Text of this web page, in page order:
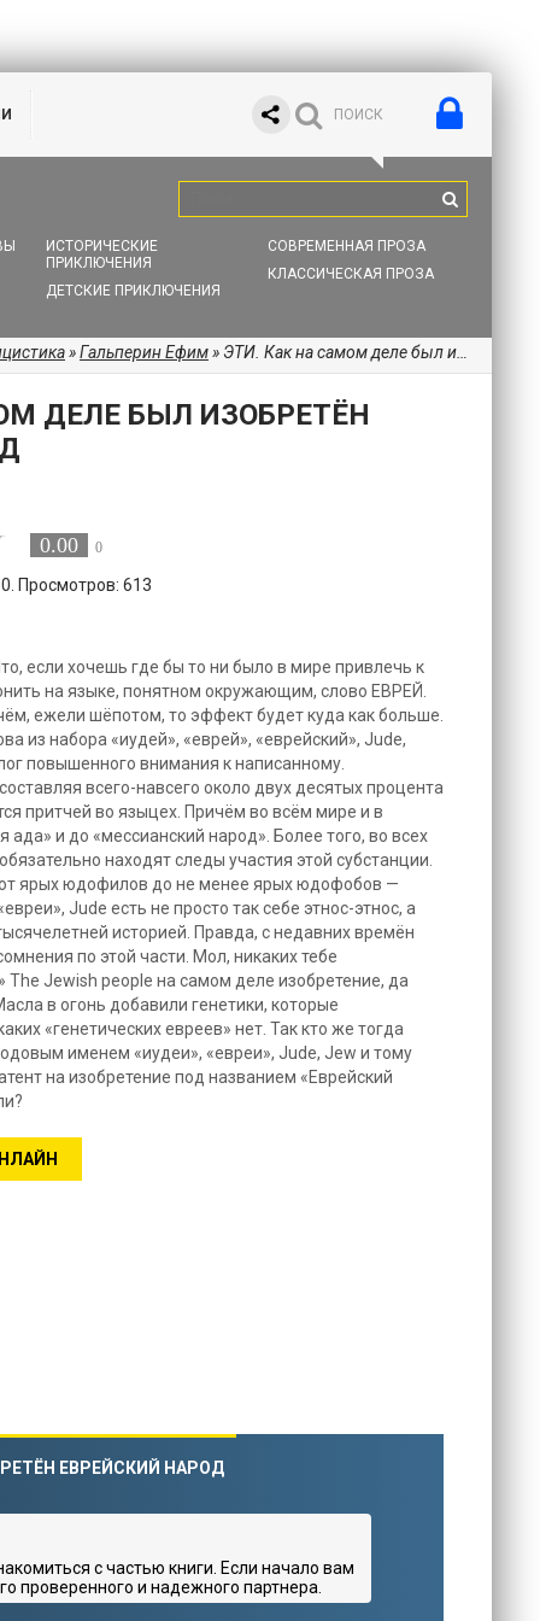
ИСТОРИЧЕСКИЕ
ПРИКЛЮЧЕНИЯ
ДЕТСКИЕ ПРИКЛЮЧЕНИЯ
СОВРЕМЕННАЯ ПРОЗА
КЛАССИЧЕСКАЯ ПРОЗА
»Гальперин Ефим» ЭТИ. Как на самом деле был изобретён еврейский народ
ДЕЛЕ БЫЛ ИЗОБРЕТЁН
0.00 0
Просмотров: 613
если хочешь где бы то ни было в мире привлечь к
на языке, понятном окружающим, слово ЕВРЕЙ.
ежели шёпотом, то эффект будет куда как больше.
из набора «иудей», «еврей», «еврейский», Jude,
повышенного внимания к написанному.
всего-навсего около двух десятых процента
притчей во языцех. Причём во всём мире и в
и до «мессианский народ». Более того, во всех
находят следы участия этой субстанции.
ярых юдофилов до не менее ярых юдофобов —
Jude есть не просто так себе этнос-этнос, а
историей. Правда, с недавних времён
по этой части. Мол, никаких тебе
The Jewish people на самом деле изобретение, да
в огонь добавили генетики, которые
«генетических евреев» нет. Так кто же тогда
именем «иудеи», «евреи», Jude, Jew и тому
на изобретение под названием «Еврейский
ЕВРЕЙСКИЙ НАРОД
с частью книги. Если начало вам
проверенного и надежного партнера.